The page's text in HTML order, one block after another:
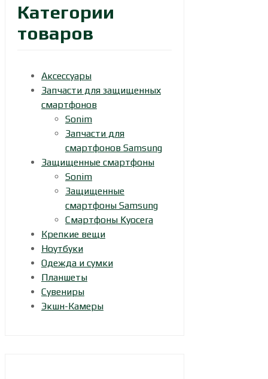
Категории
товаров
Аксессуары
Запчасти для защищенных
смартфонов
Sonim
Запчасти для
смартфонов Samsung
Защищенные смартфоны
Sonim
Защищенные
смартфоны Samsung
Смартфоны Kyocera
Крепкие вещи
Ноутбуки
Одежда и сумки
Планшеты
Сувениры
Экшн-Камеры